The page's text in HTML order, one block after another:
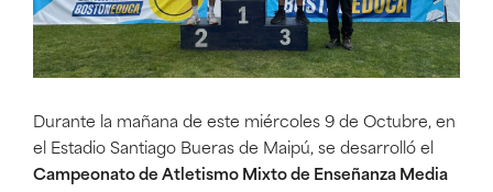
Durante la mañana de este miércoles 9 de Octubre, en
el Estadio Santiago Bueras de Maipú, se desarrolló el
Campeonato de Atletismo Mixto de Enseñanza Media